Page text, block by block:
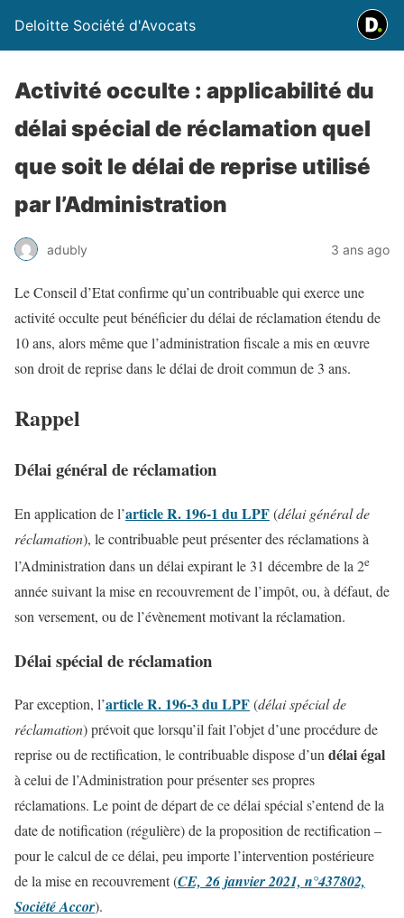
Deloitte Société d'Avocats
Activité occulte : applicabilité du
délai spécial de réclamation quel
que soit le délai de reprise utilisé
par l’Administration
adubly 3 ans ago
Le Conseil d’Etat confirme qu’un contribuable qui exerce une
activité occulte peut bénéficier du délai de réclamation étendu de
10 ans, alors même que l’administration fiscale a mis en œuvre
son droit de reprise dans le délai de droit commun de 3 ans.
Rappel
Délai général de réclamation
En application de l’article R. 196-1 du LPF(délai général de
réclamation), le contribuable peut présenter des réclamations à
l’Administration dans un délai expirant le 31 décembre de la 2e
année suivant la mise en recouvrement de l’impôt, ou, à défaut, de
son versement, ou de l’évènement motivant la réclamation.
Délai spécial de réclamation
Par exception, l’article R. 196-3 du LPF(délai spécial de
réclamation) prévoit que lorsqu’il fait l’objet d’une procédure de
reprise ou de rectification, le contribuable dispose d’undélai égal
à celui de l’Administration pour présenter ses propres
réclamations. Le point de départ de ce délai spécial s’entend de la
date de notification (régulière) de la proposition de rectification –
pour le calcul de ce délai, peu importe l’intervention postérieure
de la mise en recouvrement (CE, 26 janvier 2021, n°437802,
Société Accor).